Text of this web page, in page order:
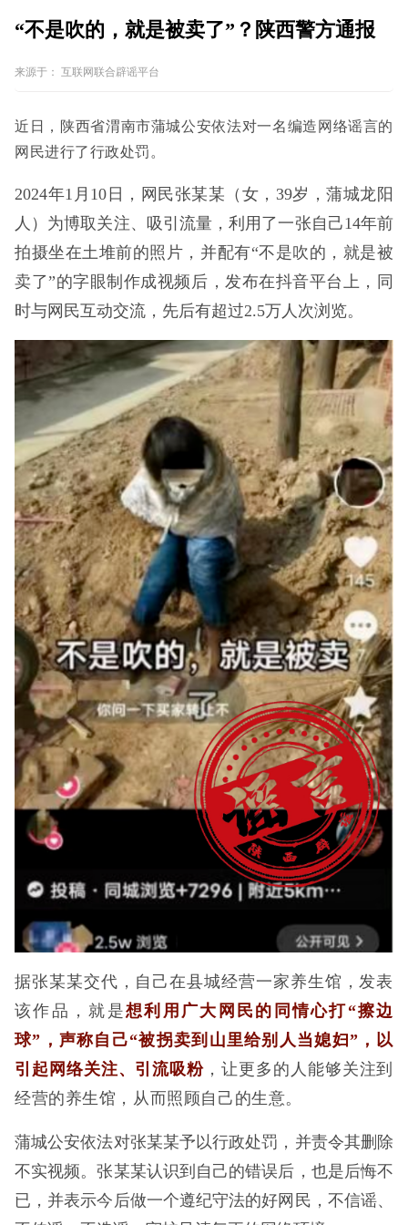
“不是吹的，就是被卖了”？陕西警方通报
来源于： 互联网联合辟谣平台
近日，陕西省渭南市蒲城公安依法对一名编造网络谣言的
网民进行了行政处罚。
2024年1月10日，网民张某某（女，39岁，蒲城龙阳
人）为博取关注、吸引流量，利用了一张自己14年前
拍摄坐在土堆前的照片，并配有“不是吹的，就是被
卖了”的字眼制作成视频后，发布在抖音平台上，同
时与网民互动交流，先后有超过2.5万人次浏览。
据张某某交代，自己在县城经营一家养生馆，发表
该作品，就是想利用广大网民的同情心打“擦边
球”，声称自己“被拐卖到山里给别人当媳妇”，以
引起网络关注、引流吸粉 ，让更多的人能够关注到
经营的养生馆，从而照顾自己的生意。
蒲城公安依法对张某某予以行政处罚，并责令其删除
不实视频。张某某认识到自己的错误后，也是后悔不
已，并表示今后做一个遵纪守法的好网民，不信谣、